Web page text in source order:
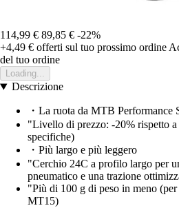
114,99 € 89,85 € -22%
+4,49 € offerti sul tuo prossimo ordine
del tuo ordine
Loading...
Descrizione
・La ruota da MTB
"Livello di prezzo: -20% rispetto
specifiche)
・Più largo e più leggero
"Cerchio 24C a profilo largo per
pneumatico e una trazione
"Più di 100 g di peso in meno
MT15)